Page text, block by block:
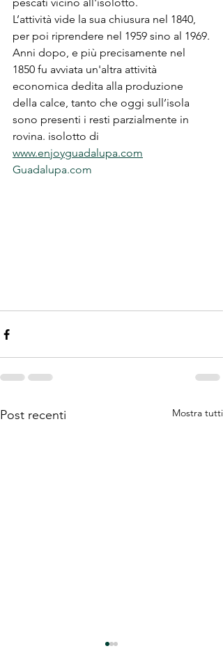
L’attività vide la sua chiusura nel 1840,
per poi riprendere nel 1959 sino al 1969.
Anni dopo, e più precisamente nel
1850 fu avviata un'altra attività
economica dedita alla produzione
della calce, tanto che oggi sull’isola
sono presenti i resti parzialmente in
rovina. isolotto di
www.enjoyguadalupa.com
Guadalupa.com
Post recenti Mostra tutti